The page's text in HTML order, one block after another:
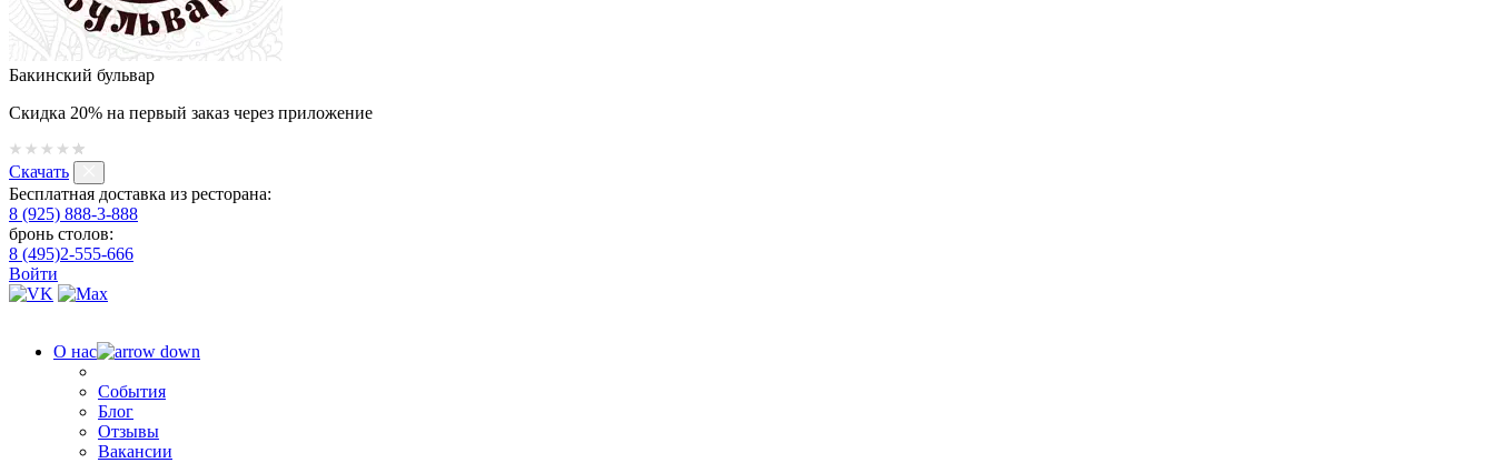
Бакинский бульвар
Скидка 20% на первый заказ через приложение
Скачать
Бесплатная доставка из ресторана:
8 (925) 888-3-888
бронь столов:
8 (495)2-555-666
Войти
О нас
События
Блог
Отзывы
Вакансии